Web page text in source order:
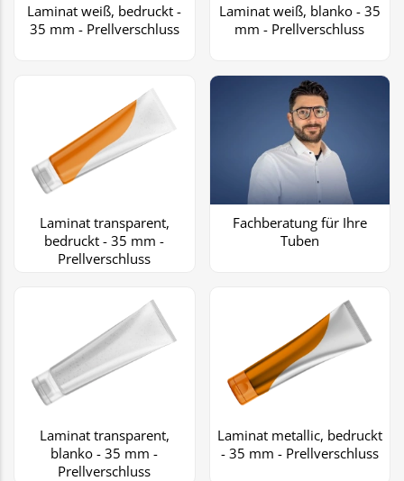
Laminat weiß, bedruckt -
35 mm - Prellverschluss
Laminat weiß, blanko - 35
mm - Prellverschluss
Laminat transparent,
bedruckt - 35 mm -
Prellverschluss
Fachberatung für Ihre
Tuben
Laminat transparent,
blanko - 35 mm -
Prellverschluss
Laminat metallic, bedruckt
- 35 mm - Prellverschluss